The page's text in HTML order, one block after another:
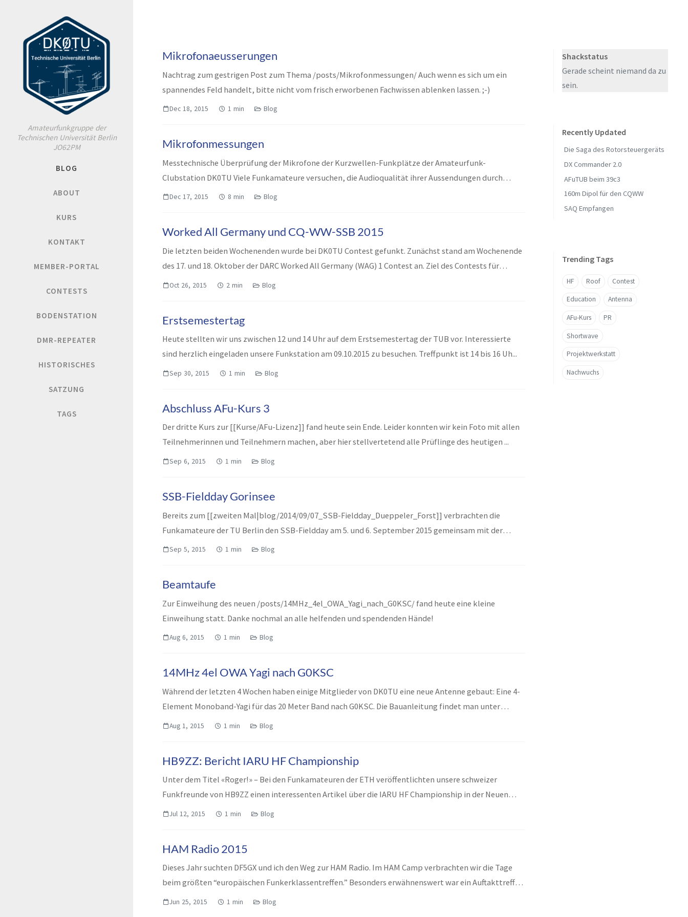
Amateurfunkgruppe der
Technischen Universität Berlin
JO62PM
BLOG
ABOUT
KURS
KONTAKT
MEMBER-PORTAL
CONTESTS
BODENSTATION
DMR-REPEATER
HISTORISCHES
SATZUNG
TAGS
Mikrofonaeusserungen
Nachtrag zum gestrigen Post zum Thema /posts/Mikrofonmessungen/ Auch wenn es sich um ein
spannendes Feld handelt, bitte nicht vom frisch erworbenen Fachwissen ablenken lassen. ;-)
Dec 18, 2015 1 min Blog
Mikrofonmessungen
Messtechnische Überprüfung der Mikrofone der Kurzwellen-Funkplätze der Amateurfunk-
Clubstation DK0TU Viele Funkamateure versuchen, die Audioqualität ihrer Aussendungen durch
externe Mikrofone ...
Dec 17, 2015 8 min Blog
Worked All Germany und CQ-WW-SSB 2015
Die letzten beiden Wochenenden wurde bei DK0TU Contest gefunkt. Zunächst stand am Wochenende
des 17. und 18. Oktober der DARC Worked All Germany (WAG) 1 Contest an. Ziel des Contests für
Station...
Oct 26, 2015 2 min Blog
Erstsemestertag
Heute stellten wir uns zwischen 12 und 14 Uhr auf dem Erstsemestertag der TUB vor. Interessierte
sind herzlich eingeladen unsere Funkstation am 09.10.2015 zu besuchen. Treffpunkt ist 14 bis 16 Uh...
Sep 30, 2015 1 min Blog
Abschluss AFu-Kurs 3
Der dritte Kurs zur [[Kurse/AFu-Lizenz]] fand heute sein Ende. Leider konnten wir kein Foto mit allen
Teilnehmerinnen und Teilnehmern machen, aber hier stellvertetend alle Prüflinge des heutigen ...
Sep 6, 2015 1 min Blog
SSB-Fieldday Gorinsee
Bereits zum [[zweiten Mal|blog/2014/09/07_SSB-Fieldday_Dueppeler_Forst]] verbrachten die
Funkamateure der TU Berlin den SSB-Fieldday am 5. und 6. September 2015 gemeinsam mit der
Berliner Fachgru...
Sep 5, 2015 1 min Blog
Beamtaufe
Zur Einweihung des neuen /posts/14MHz_4el_OWA_Yagi_nach_G0KSC/ fand heute eine kleine
Einweihung statt. Danke nochmal an alle helfenden und spendenden Hände!
Aug 6, 2015 1 min Blog
14MHz 4el OWA Yagi nach G0KSC
Während der letzten 4 Wochen haben einige Mitglieder von DK0TU eine neue Antenne gebaut: Eine 4-
Element Monoband-Yagi für das 20 Meter Band nach G0KSC. Die Bauanleitung findet man unter
http://g0...
Aug 1, 2015 1 min Blog
HB9ZZ: Bericht IARU HF Championship
Unter dem Titel «Roger!» – Bei den Funkamateuren der ETH veröffentlichten unsere schweizer
Funkfreunde von HB9ZZ einen interessenten Artikel über die IARU HF Championship in der Neuen
Zürcher Zei...
Jul 12, 2015 1 min Blog
HAM Radio 2015
Dieses Jahr suchten DF5GX und ich den Weg zur HAM Radio. Im HAM Camp verbrachten wir die Tage
beim größten “europäischen Funkerklassentreffen.” Besonders erwähnenswert war ein Auftakttreffen
vers...Jun 25, 2015 1 min Blog
Shackstatus
Gerade scheint niemand da zu
sein.
Recently Updated
Die Saga des Rotorsteuergeräts
DX Commander 2.0
AFuTUB beim 39c3
160m Dipol für den CQWW
SAQ Empfangen
Trending Tags
HF Roof Contest
Education Antenna
AFu-Kurs PR
Shortwave
Projektwerkstatt
Nachwuchs